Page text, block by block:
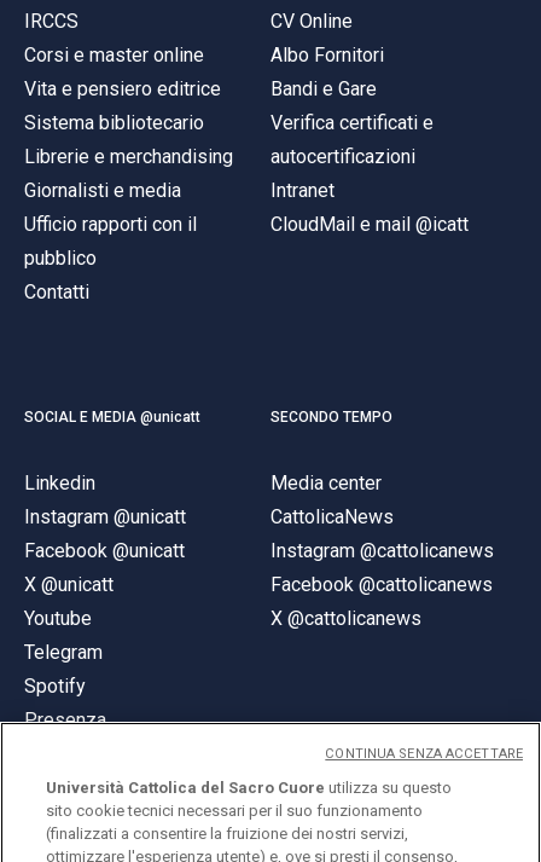
IRCCS
Corsi e master online
Vita e pensiero editrice
Sistema bibliotecario
Librerie e merchandising
Giornalisti e media
Ufficio rapporti con il
pubblico
Contatti
CV Online
Albo Fornitori
Bandi e Gare
Verifica certificati e
autocertificazioni
Intranet
CloudMail e mail @icatt
SOCIAL E MEDIA @unicatt
Linkedin
Instagram @unicatt
Facebook @unicatt
X @unicatt
Youtube
Telegram
Spotify
Presenza
SECONDO TEMPO
Media center
CattolicaNews
Instagram @cattolicanews
Facebook @cattolicanews
X @cattolicanews
Università Cattolica del Sacro Cuore utilizza su questo
sito cookie tecnici necessari per il suo funzionamento
(finalizzati a consentire la fruizione dei nostri servizi,
ottimizzare l'esperienza utente) e, ove si presti il consenso,
CONTINUA SENZA ACCETTARE